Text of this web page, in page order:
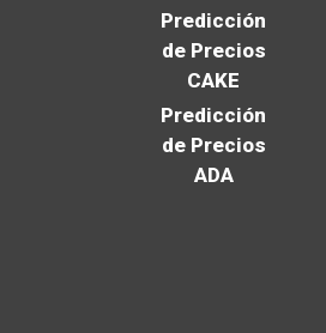
Predicción
de Precios
CAKE
Predicción
de Precios
ADA